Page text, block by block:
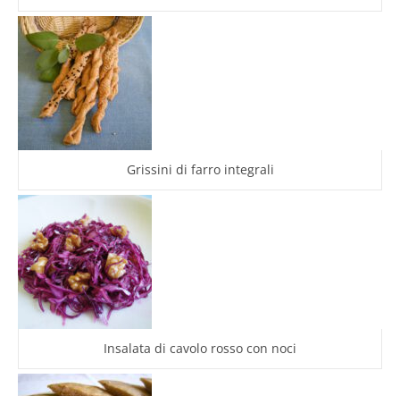
Grissini di farro integrali
Insalata di cavolo rosso con noci